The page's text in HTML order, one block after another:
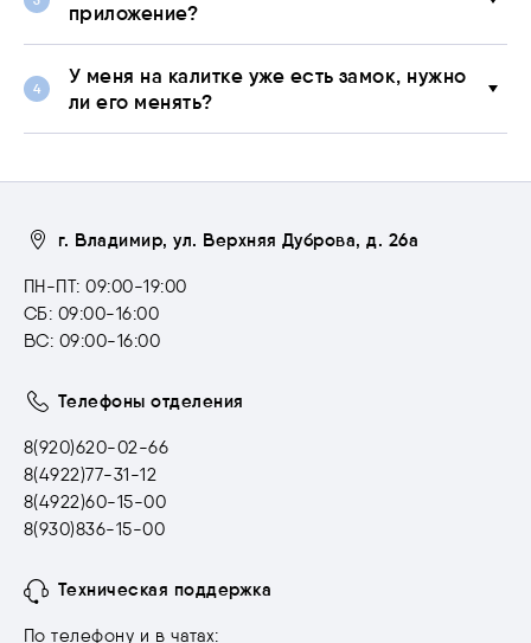
приложение?
У меня на калитке уже есть замок, нужно
ли его менять?
г. Владимир, ул. Верхняя Дуброва, д. 26а
ПН-ПТ: 09:00-19:00
СБ: 09:00-16:00
ВС: 09:00-16:00
Телефоны отделения
8(920)620-02-66
8(4922)77-31-12
8(4922)60-15-00
8(930)836-15-00
Техническая поддержка
По телефону и в чатах: